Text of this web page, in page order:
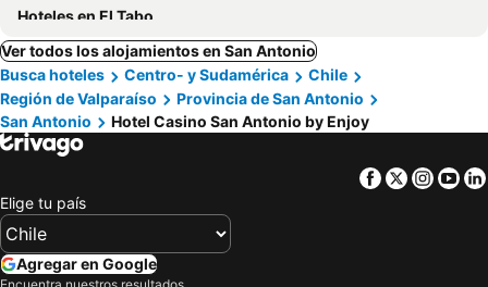
Hoteles en El Tabo
Ver todos los alojamientos en San Antonio
Busca hoteles
Centro- y Sudamérica
Chile
Región de Valparaíso
Provincia de San Antonio
San Antonio
Hotel Casino San Antonio by Enjoy
Facebook
Twitter
Elige tu país
Agregar en Google